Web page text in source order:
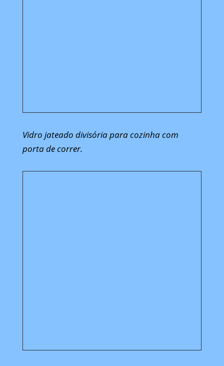
Vidro jateado divisória para cozinha com
porta de correr.